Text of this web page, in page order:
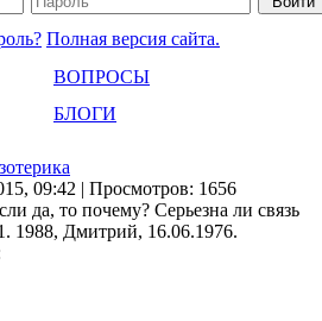
Полная версия сайта.
ВОПРОСЫ
БЛОГИ
09:42 | Просмотров: 1656
да, то почему? Серьезна ли связь
1988, Дмитрий, 16.06.1976.